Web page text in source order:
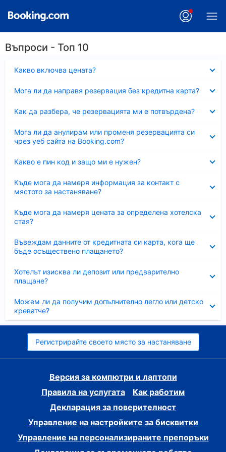
Въпроси - Топ 10
Какво включва цената?
Мога ли да направя резервация без кредитна карта?
Как да разбера, че резервацията ми е потвърдена?
Мога ли да анулирам или променя резервацията си
чрез уеб сайта на Booking.com?
Какво е пин код и защо ми е нужен?
Къде мога да намеря информация за контакт с
мястото за настаняване?
Къде мога да намеря цената за определена хотелска
стая?
Въвеждам данните от кредитната си карта, кога ще
бъде осъществено плащането?
Хотелът изисква ли депозит или предварително
плащане?
Можем ли да получим допълнително легло или детско
креватче?
Регистрирайте своето място за настаняване
Версия за компютри и лаптопи
Правила на услугата
Как работим
Декларация за поверителност
Управление на настройките за бисквитки
Управление на персонализираните препоръки